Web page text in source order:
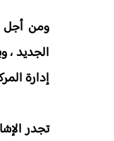
ومن أجل
إدارة
تجدر